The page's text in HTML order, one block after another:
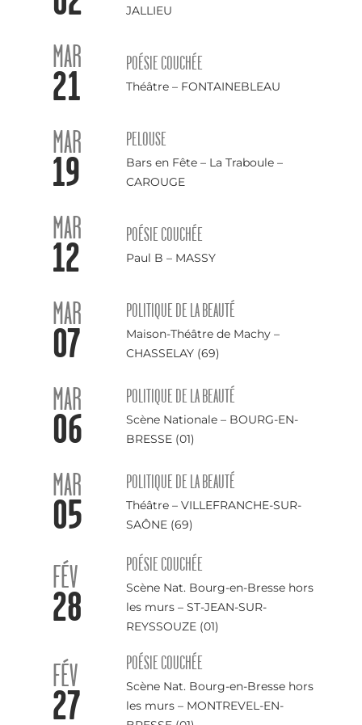
JALLIEU
MAR
21 POÉSIE COUCHÉE
Théâtre – FONTAINEBLEAU
MAR
19
PELOUSE
Bars en Fête – La Traboule –
CAROUGE
MAR
12 POÉSIE COUCHÉE
Paul B – MASSY
MAR
07
POLITIQUE DE LA BEAUTÉ
Maison-Théâtre de Machy –
CHASSELAY (69)
MAR
06
POLITIQUE DE LA BEAUTÉ
Scène Nationale – BOURG-EN-
BRESSE (01)
MAR
05
POLITIQUE DE LA BEAUTÉ
Théâtre – VILLEFRANCHE-SUR-
SAÔNE (69)
FÉV
28
POÉSIE COUCHÉE
Scène Nat. Bourg-en-Bresse hors
les murs – ST-JEAN-SUR-
REYSSOUZE (01)
FÉV
27
POÉSIE COUCHÉE
Scène Nat. Bourg-en-Bresse hors
les murs – MONTREVEL-EN-